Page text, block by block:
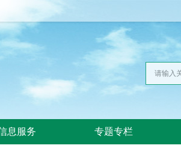
息服务 专题专栏